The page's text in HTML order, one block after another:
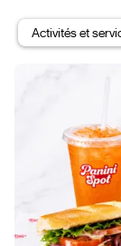
Activités et